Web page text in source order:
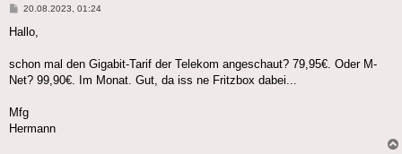
Beitrag
20.08.2023, 01:24
Hallo,
schon mal den Gigabit-Tarif der Telekom angeschaut? 79,95€. Oder M-
Net? 99,90€. Im Monat. Gut, da iss ne Fritzbox dabei...
Mfg
Hermann